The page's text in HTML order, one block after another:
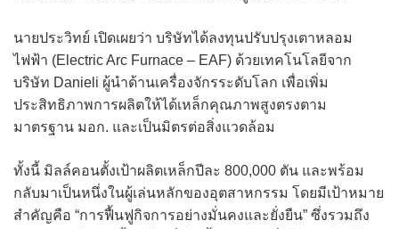
นายประวิทย์ เปิดเผยว่า บริษัทได้ลงทุนปรับปรุงเตาหลอม
ไฟฟ้า (Electric Arc Furnace – EAF) ด้วยเทคโนโลยีจาก
บริษัท Danieli ผู้นำด้านเครื่องจักรระดับโลก เพื่อเพิ่ม
ประสิทธิภาพการผลิตให้ได้เหล็กคุณภาพสูงตรงตาม
มาตรฐาน มอก. และเป็นมิตรต่อสิ่งแวดล้อม
ทั้งนี้ มิลล์คอนตั้งเป้าผลิตเหล็กปีละ 800,000 ตัน และพร้อม
กลับมาเป็นหนึ่งในผู้เล่นหลักของอุตสาหกรรม โดยมีเป้าหมาย
สำคัญคือ “การฟื้นฟูกิจการอย่างมั่นคงและยั่งยืน” ซึ่งรวมถึง